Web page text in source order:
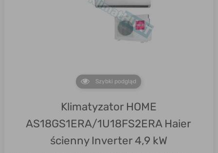
Szybki podgląd
Klimatyzator HOME
AS18GS1ERA/1U18FS2ERA Haier
ścienny Inverter 4,9 kW